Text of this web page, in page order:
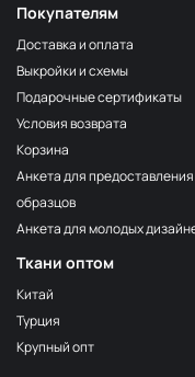
Покупателям
Доставка и оплата
Выкройки и схемы
Подарочные сертификаты
Условия возврата
Корзина
Анкета для предоставления
образцов
Анкета для молодых
Ткани оптом
Китай
Турция
Крупный опт